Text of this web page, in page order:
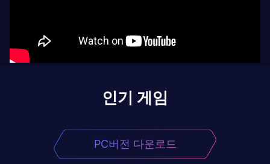
인기 게임
PC버전 다운로드